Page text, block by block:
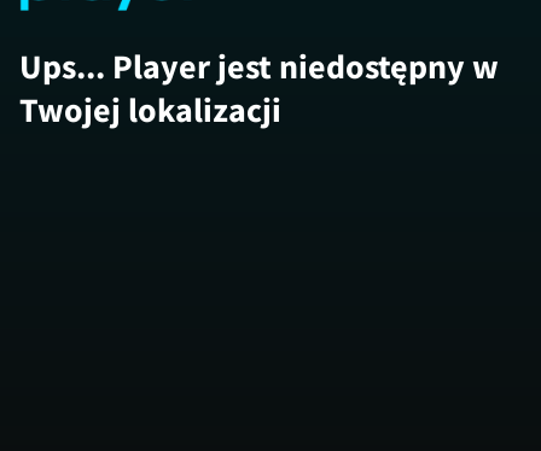
Ups... Player jest niedostępny w
Twojej lokalizacji